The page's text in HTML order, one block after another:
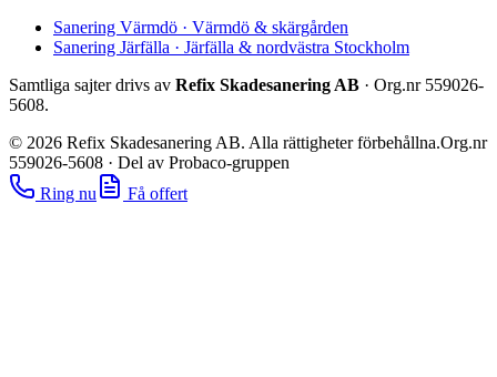
Sanering Värmdö · Värmdö & skärgården
Sanering Järfälla · Järfälla & nordvästra Stockholm
Samtliga sajter drivs av Refix Skadesanering AB · Org.nr 559026-
5608.
© 2026 Refix Skadesanering AB. Alla rättigheter förbehållna.Org.nr
559026-5608 · Del av Probaco-gruppen
Ring nu
Få offert